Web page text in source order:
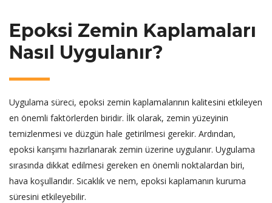
Epoksi Zemin Kaplamaları
Nasıl Uygulanır?
Uygulama süreci, epoksi zemin kaplamalarının kalitesini etkileyen
en önemli faktörlerden biridir. İlk olarak, zemin yüzeyinin
temizlenmesi ve düzgün hale getirilmesi gerekir. Ardından,
epoksi karışımı hazırlanarak zemin üzerine uygulanır. Uygulama
sırasında dikkat edilmesi gereken en önemli noktalardan biri,
hava koşullarıdır. Sıcaklık ve nem, epoksi kaplamanın kuruma
süresini etkileyebilir.